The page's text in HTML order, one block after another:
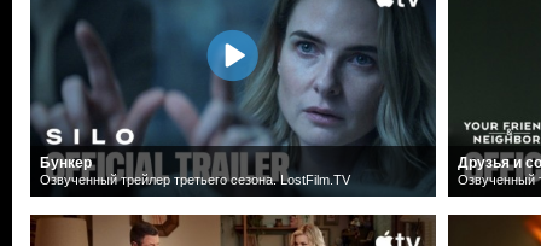
Бункер
Озвученный трейлер третьего сезона. LostFilm.TV
Друзья и
Озвученный